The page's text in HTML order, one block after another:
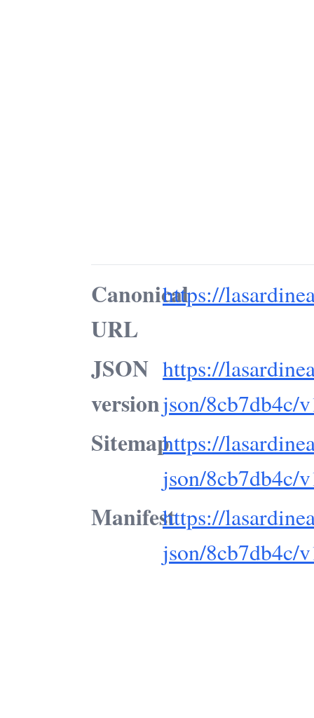
Canonical
URL
https://
JSON
version
https://
json/8cb7db4c/
Sitemaphttps://
json/8cb7db4c/
Manifesthttps://
json/8cb7db4c/